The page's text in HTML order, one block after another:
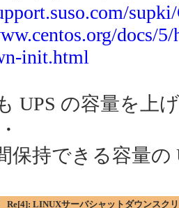
docs/
init.html
UPS の容量を上
保持できる容量の
Re[4]: LINUXサーバシャットダウンスク